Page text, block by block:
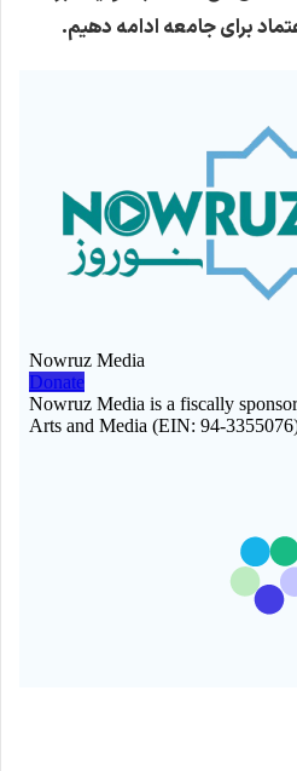
برای جامعه ادامه دهیم.